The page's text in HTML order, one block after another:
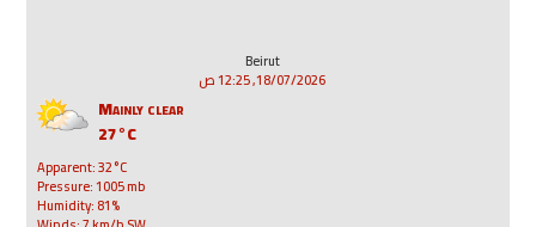
Beirut
18/07/2026, 12:25 ص
Mainly clear
27°C
Apparent: 32°C
Pressure: 1005 mb
Humidity: 81%